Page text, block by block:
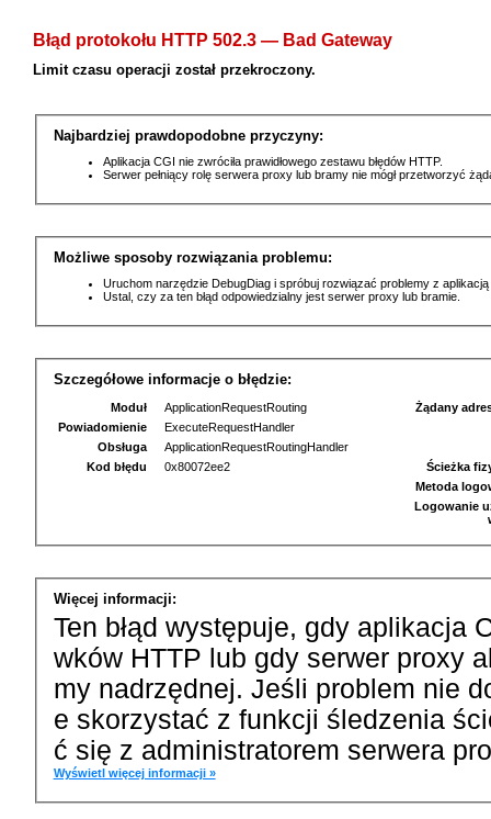
Błąd protokołu HTTP 502.3 — Bad Gateway
Limit czasu operacji został przekroczony.
Najbardziej prawdopodobne przyczyny:
Aplikacja CGI nie zwróciła prawidłowego zestawu błędów HTTP.
Serwer pełniący rolę serwera proxy lub bramy nie mógł przetworzyć
Możliwe sposoby rozwiązania problemu:
Uruchom narzędzie DebugDiag i spróbuj rozwiązać problemy z
Ustal, czy za ten błąd odpowiedzialny jest serwer proxy lub bramie.
Szczegółowe informacje o błędzie:
Moduł
ApplicationRequestRouting
Powiadomienie
ExecuteRequestHandler
Obsługa
ApplicationRequestRoutingHandler
Kod błędu
0x80072ee2
Żądany
Ścieżka
Metoda
Logowanie
Więcej informacji:
Ten błąd występuje, gdy aplikacja
wków HTTP lub gdy serwer proxy
my nadrzędnej. Jeśli problem nie
e skorzystać z funkcji śledzenia
ć się z administratorem serwera
Wyświetl więcej informacji »